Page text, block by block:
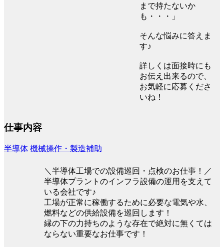
まで持たないか
も・・・」
そんな悩みに答えま
す♪
詳しくは面接時にも
お伝え出来るので、
お気軽に応募くださ
いね！
仕事内容
半導体 機械操作・製造補助
＼半導体工場での設備巡回・点検のお仕事！／
半導体プラントのインフラ設備の運用を支えて
いる会社です♪
工場が正常に稼働するために必要な電気や水、
燃料などの供給設備を巡回します！
縁の下の力持ちのような存在で絶対に無くては
ならない重要なお仕事です！